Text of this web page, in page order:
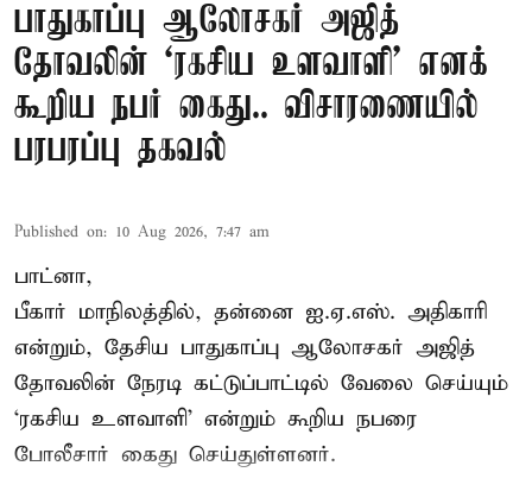
பாதுகாப்பு ஆலோசகர் அஜித்
தோவலின் ‘ரகசிய உளவாளி’ எனக்
கூறிய நபர் கைது.. விசாரணையில்
பரபரப்பு தகவல்
Published on: 10 Aug 2026, 7:47 am
பாட்னா,
பீகார் மாநிலத்தில், தன்னை ஐ.ஏ.எஸ். அதிகாரி
என்றும், தேசிய பாதுகாப்பு ஆலோசகர் அஜித்
தோவலின் நேரடி கட்டுப்பாட்டில் வேலை செய்யும்
‘ரகசிய உளவாளி’ என்றும் கூறிய நபரை
போலீசார் கைது செய்துள்ளனர்.